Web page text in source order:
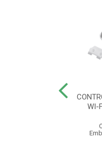
WI-